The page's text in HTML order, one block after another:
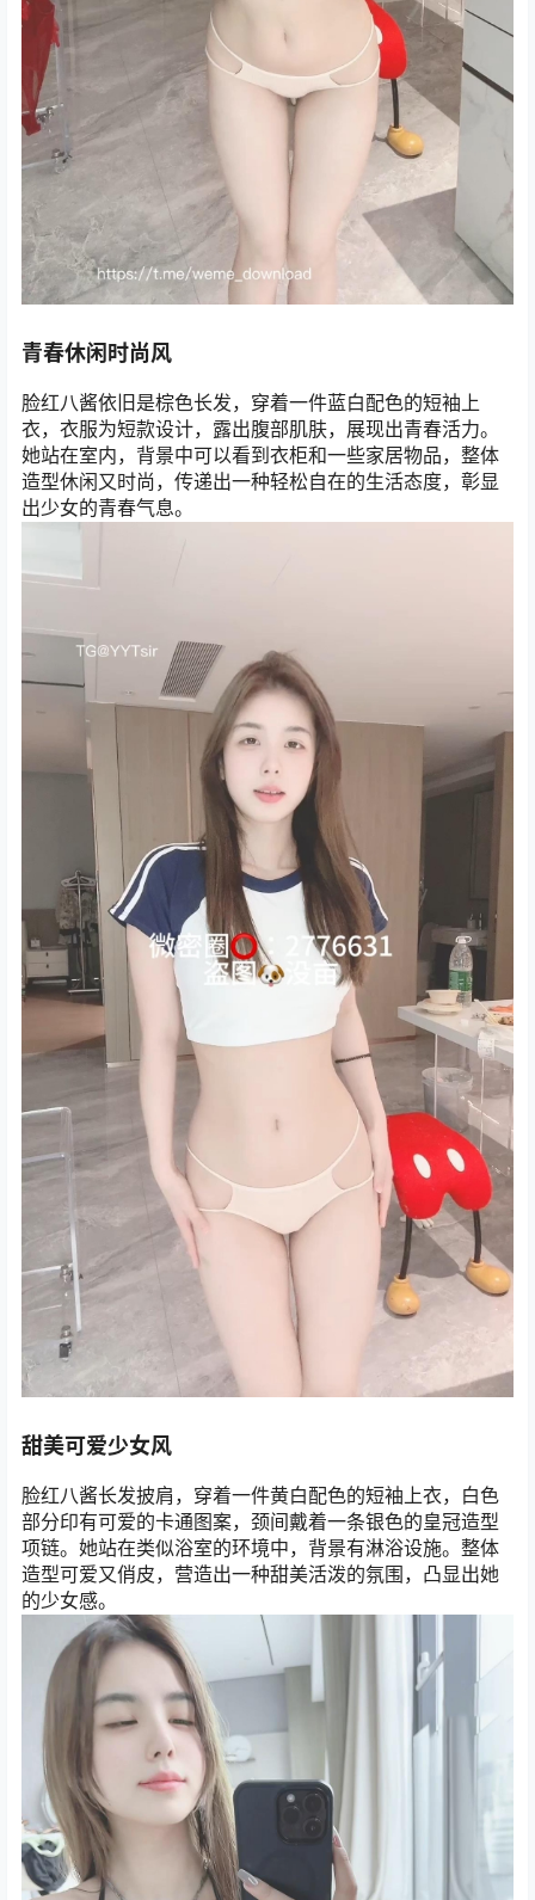
青春休闲时尚风
脸红八酱依旧是棕色长发，穿着一件蓝白配色的短袖上
衣，衣服为短款设计，露出腹部肌肤，展现出青春活力。
她站在室内，背景中可以看到衣柜和一些家居物品，整体
造型休闲又时尚，传递出一种轻松自在的生活态度，彰显
出少女的青春气息。
甜美可爱少女风
脸红八酱长发披肩，穿着一件黄白配色的短袖上衣，白色
部分印有可爱的卡通图案，颈间戴着一条银色的皇冠造型
项链。她站在类似浴室的环境中，背景有淋浴设施。整体
造型可爱又俏皮，营造出一种甜美活泼的氛围，凸显出她
的少女感。